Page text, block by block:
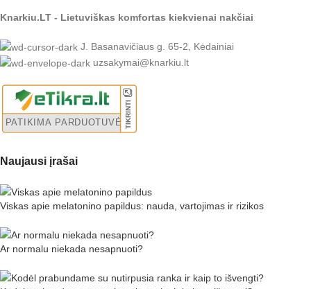
Knarkiu.LT - Lietuviškas komfortas kiekvienai nakčiai
J. Basanavičiaus g. 65-2, Kėdainiai
uzsakymai@knarkiu.lt
Naujausi įrašai
Viskas apie melatonino papildus: nauda, vartojimas ir rizikos
Ar normalu niekada nesapnuoti?